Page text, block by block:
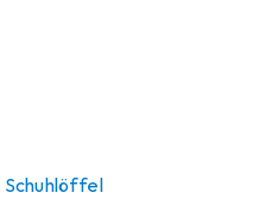
Schuhlöffel